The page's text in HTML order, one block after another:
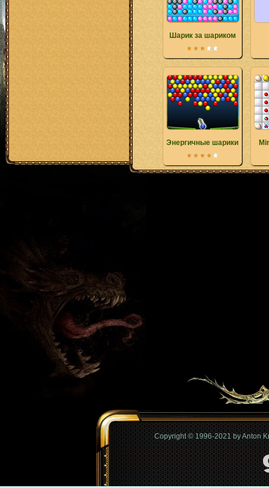
Шарик за шариком
Энергичные шарики
Copyright © 1996-2021 by Anton